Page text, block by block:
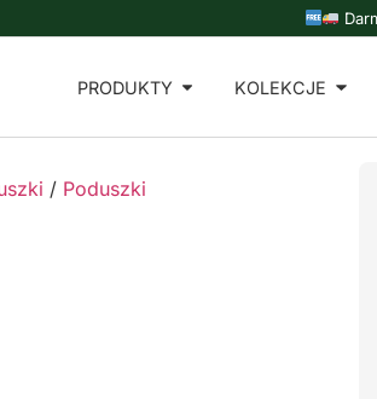
PRODUKTY KOLEKCJE
/ Poduszki